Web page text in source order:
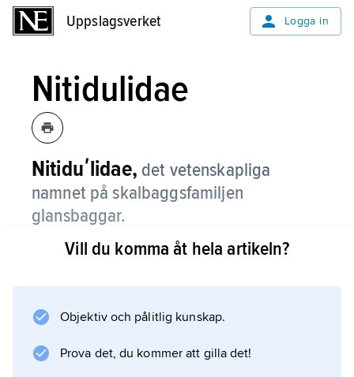
Uppslagsverket Logga in
Nitidulidae
Nitiduʹlidae, det vetenskapliga
namnet på skalbaggsfamiljen
glansbaggar.
Information om artikeln
Vill du komma åt hela artikeln?
Objektiv och pålitlig kunskap.
Prova det, du kommer att gilla det!